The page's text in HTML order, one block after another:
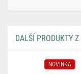
DALŠÍ PRODUKTY
NOVINKA